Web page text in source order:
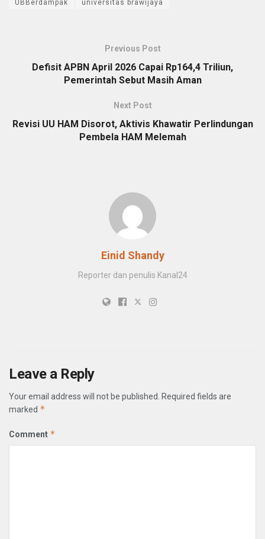
UBBerdampak universitas brawijaya
Previous Post
Defisit APBN April 2026 Capai Rp164,4 Triliun,
Pemerintah Sebut Masih Aman
Next Post
Revisi UU HAM Disorot, Aktivis Khawatir Perlindungan
Pembela HAM Melemah
Einid Shandy
Reporter dan penulis Kanal24
Leave a Reply
Your email address will not be published.
Required fields are
marked *
Comment *